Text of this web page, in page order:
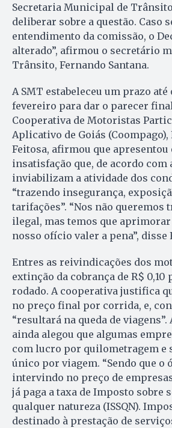
Secretaria Municipal de
deliberar sobre a questão. Caso
entendimento da comissão, o
alterado”, afirmou o secretário
Trânsito, Fernando Santana.
A SMT estabeleceu um prazo
fevereiro para dar o parecer
Cooperativa de Motoristas
Aplicativo de Goiás
Feitosa, afirmou que apresentou
insatisfação que, de acordo com
inviabilizam a atividade dos
“trazendo insegurança,
tarifações”. “Nos não queremos
ilegal, mas temos que
nosso ofício valer a pena”, disse
Entres as reivindicações dos
extinção da cobrança de R$
rodado. A cooperativa justifica
no preço final por corrida, e,
“resultará na queda de viagens”.
ainda alegou que algumas
com lucro por quilometragem e
único por viagem. “Sendo que o
intervindo no preço de
já paga a taxa de Imposto sobre
qualquer natureza (ISSQN).
destinado à prestação de